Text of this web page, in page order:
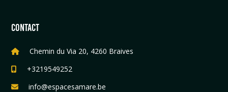
CONTACT
Chemin du Via 20, 4260 Braives
+3219549252
info@espacesamare.be